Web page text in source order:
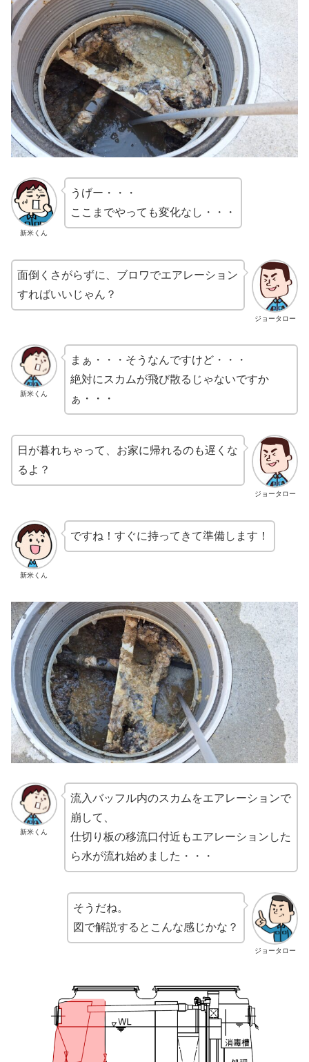
新米くん
うげー・・・
ここまでやっても変化なし・・・
ジョータロー
面倒くさがらずに、ブロワでエアレーション
すればいいじゃん？
新米くん
まぁ・・・そうなんですけど・・・
絶対にスカムが飛び散るじゃないですか
ぁ・・・
ジョータロー
日が暮れちゃって、お家に帰れるのも遅くな
るよ？
新米くん
ですね！すぐに持ってきて準備します！
新米くん
流入バッフル内のスカムをエアレーションで
崩して、
仕切り板の移流口付近もエアレーションした
ら水が流れ始めました・・・
ジョータロー
そうだね。
図で解説するとこんな感じかな？